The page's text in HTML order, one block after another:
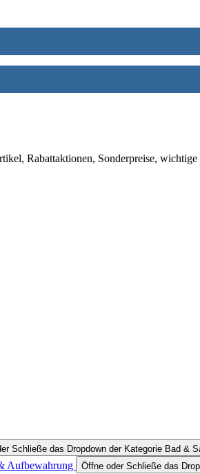
Rabattaktionen, Sonderpreise,
Schließe das Dropdown der Kategorie Bad &
Aufbewahrung Öffne oder Schließe das